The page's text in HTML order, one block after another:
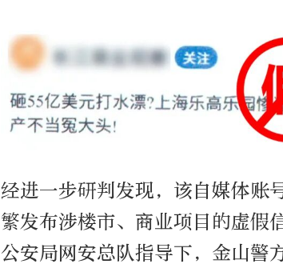
经进一步研判发现，该自媒体账
繁发布涉楼市、商业项目的虚假
公安局网安总队指导下，金山警